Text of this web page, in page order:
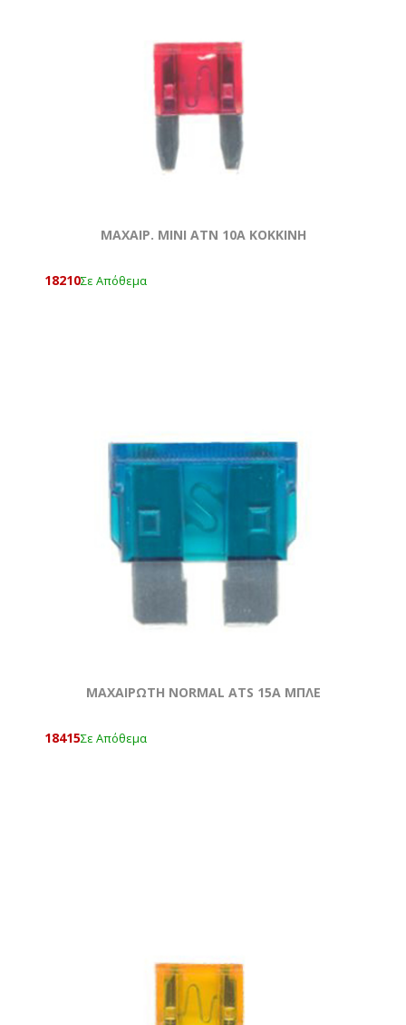
ΜΑΧΑΙΡ. ΜΙΝΙ ATN 10Α ΚΟΚΚΙΝΗ
18210Σε Απόθεμα
ΜΑΧΑΙΡΩΤΗ NORMAL ATS 15A ΜΠΛΕ
18415Σε Απόθεμα